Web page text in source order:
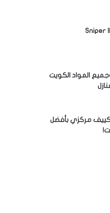
المواد الكويت
مركزي بأفضل